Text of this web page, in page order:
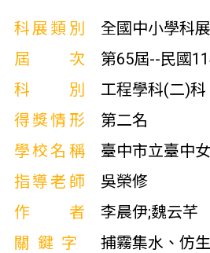
科展類別
全國中小學科
屆次
第65屆--民國
科別
工程學科(二)科
得獎情形
第二名
學校名稱
臺中市立臺中
指導老師
吳榮修
作者
李晨伊;魏云芊
關鍵字
捕霧集水、仿